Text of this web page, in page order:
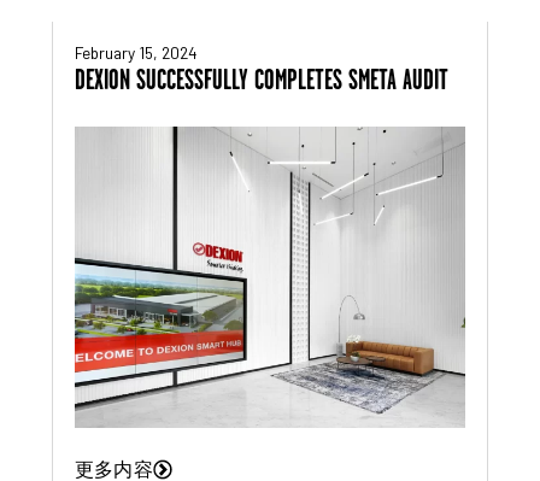
February 15, 2024
DEXION SUCCESSFULLY COMPLETES SMETA AUDIT
更多内容